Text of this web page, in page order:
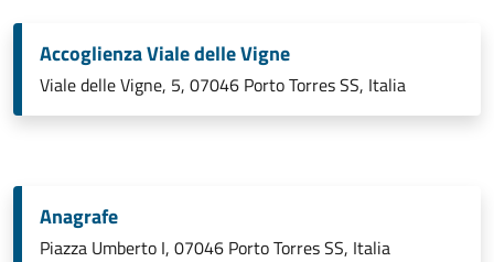
Accoglienza Viale delle Vigne
Viale delle Vigne, 5, 07046 Porto Torres SS, Italia
Anagrafe
Piazza Umberto I, 07046 Porto Torres SS, Italia